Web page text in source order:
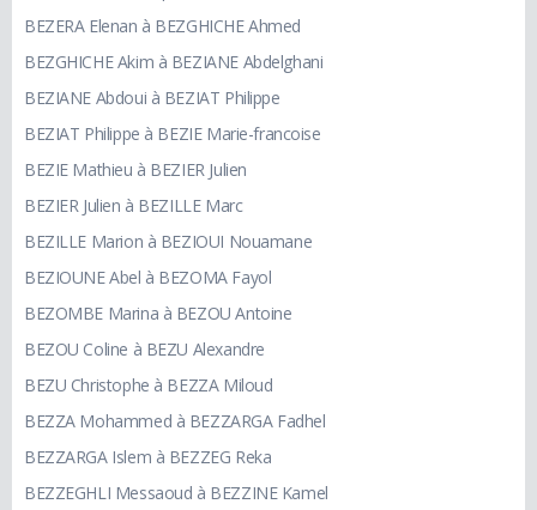
BEZERA Elenan à BEZGHICHE Ahmed
BEZGHICHE Akim à BEZIANE Abdelghani
BEZIANE Abdoui à BEZIAT Philippe
BEZIAT Philippe à BEZIE Marie-francoise
BEZIE Mathieu à BEZIER Julien
BEZIER Julien à BEZILLE Marc
BEZILLE Marion à BEZIOUI Nouamane
BEZIOUNE Abel à BEZOMA Fayol
BEZOMBE Marina à BEZOU Antoine
BEZOU Coline à BEZU Alexandre
BEZU Christophe à BEZZA Miloud
BEZZA Mohammed à BEZZARGA Fadhel
BEZZARGA Islem à BEZZEG Reka
BEZZEGHLI Messaoud à BEZZINE Kamel